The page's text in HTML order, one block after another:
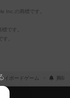
Inc.の商標です。
です。
。
イボードゲーム 興味